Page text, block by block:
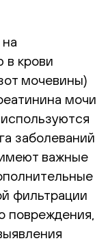
в крови
мочевины)
мочи
заболеваний
важные
фильтрации
повреждения,